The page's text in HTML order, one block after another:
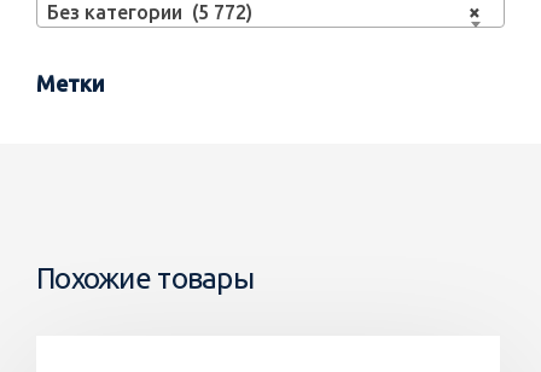
×
Без категории (5 772)
Метки
Похожие товары